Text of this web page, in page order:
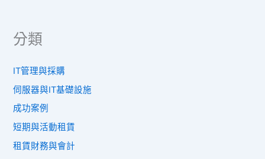
分類
IT管理與採購
伺服器與IT基礎設施
成功案例
短期與活動租賃
租賃財務與會計